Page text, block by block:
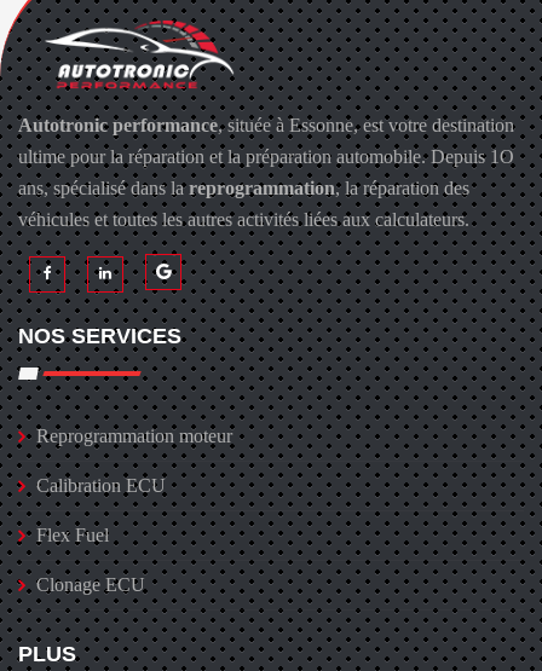
Autotronic performance, située à Essonne, est votre destination
ultime pour la réparation et la préparation automobile. Depuis 1O
ans, spécialisé dans lareprogrammation, la réparation des
véhicules et toutes les autres activités liées aux calculateurs.
NOS SERVICES
Reprogrammation moteur
Calibration ECU
Flex Fuel
Clonage ECU
PLUS